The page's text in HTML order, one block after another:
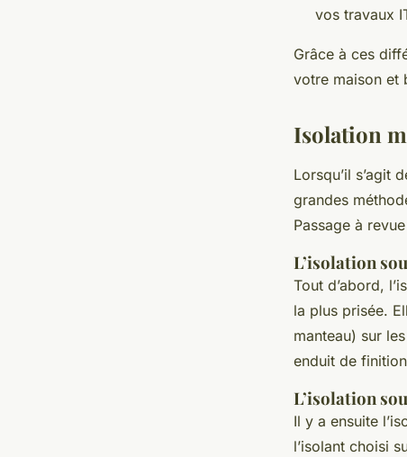
vos travaux
Grâce à ces
votre maison et
Isolation
Lorsqu’il s’agit
grandes
Passage à
L’isolation
Tout d’abord,
la plus prisée.
manteau) sur
enduit de
L’isolation
Il y a ensuite
l’isolant choisi